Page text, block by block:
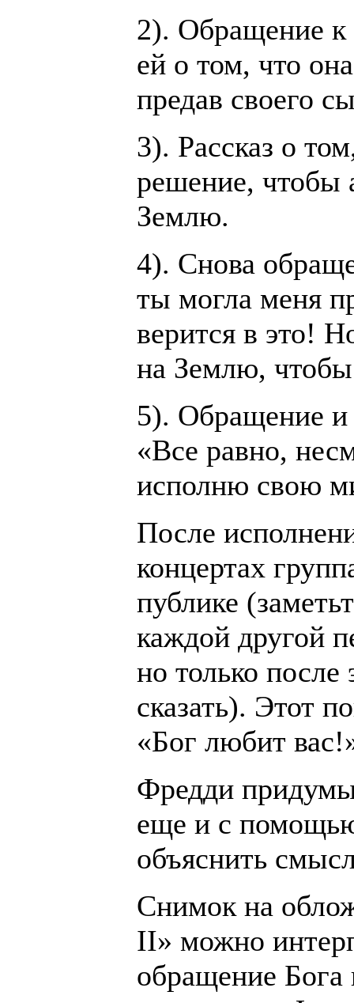
2). Обращение к
ей о том, что
предав своего
3). Рассказ о
решение, чтобы
Землю.
4). Снова
ты могла меня
верится в это!
на Землю, чтобы
5). Обращение
«Все равно,
исполню свою
После
концертах
публике
каждой другой
но только после
сказать). Этот
«Бог любит
Фредди
еще и с
объяснить
Снимок на
II» можно
обращение Бога